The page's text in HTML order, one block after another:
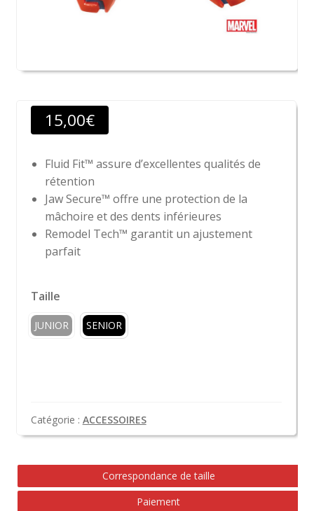
15,00€
Fluid Fit™ assure d’excellentes qualités de
rétention
Jaw Secure™ offre une protection de la
mâchoire et des dents inférieures
Remodel Tech™ garantit un ajustement
parfait
Taille
JUNIOR SENIOR
Catégorie : ACCESSOIRES
Correspondance de taille
Paiement